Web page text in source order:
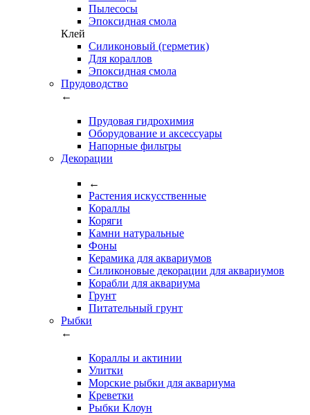
Пылесосы
Эпоксидная смола
Клей
Силиконовый (герметик)
Для кораллов
Эпоксидная смола
Прудоводство
←
Прудовая гидрохимия
Оборудование и аксессуары
Напорные фильтры
Декорации
←
Растения искусственные
Кораллы
Коряги
Камни натуральные
Фоны
Керамика для аквариумов
Силиконовые декорации для аквариумов
Корабли для аквариума
Грунт
Питательный грунт
Рыбки
←
Кораллы и актинии
Улитки
Морские рыбки для аквариума
Креветки
Рыбки Клоун